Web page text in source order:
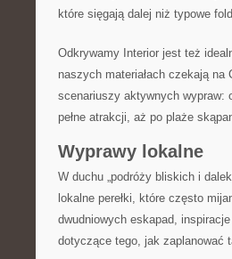
które sięgają dalej niż typowe
Odkrywamy Interior jest też
naszych materiałach czekają na
scenariuszy aktywnych wypraw:
pełne atrakcji, aż po plaże
Wyprawy lokalne
W duchu „podróży bliskich i
lokalne perełki, które często
dwudniowych eskapad,
dotyczące tego, jak zaplanować